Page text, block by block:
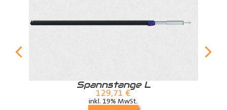
Spannstange L
129,71 €
inkl. 19% MwSt.